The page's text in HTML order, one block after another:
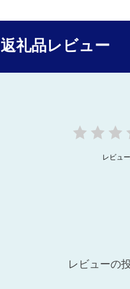
返礼品レビュー
レビュ
レビューの